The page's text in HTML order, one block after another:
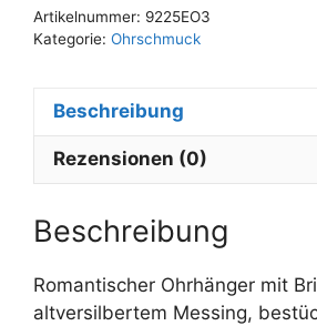
Artikelnummer: 9225EO3
Kategorie: Ohrschmuck
Beschreibung
Rezensionen (0)
Beschreibung
Romantischer Ohrhänger mit
altversilbertem Messing,